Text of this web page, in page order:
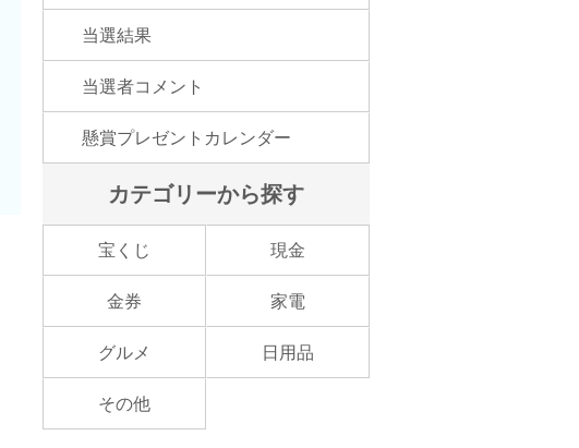
当選結果
当選者コメント
懸賞プレゼントカレンダー
カテゴリーから探す
宝くじ 現金
金券 家電
グルメ 日用品
その他